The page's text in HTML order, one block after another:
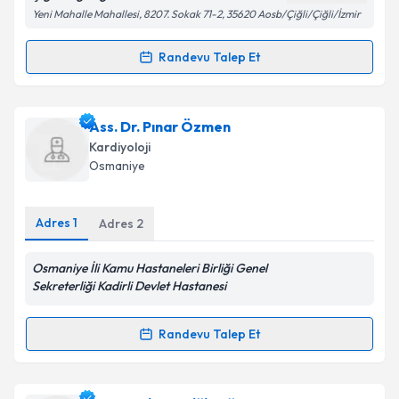
Kişisel verilerimin işlenmesine ilişkinAydınlatma
kapsamda işlenmesini kabul ediyorum.
Yeni Mahalle Mahallesi, 8207. Sokak 71-2, 35620 Aosb/Çiğli/Çiğli/İzmir
Randevu Talep Et
Randevu Takvimi Talebi
Ass. Dr. Ahmet Erseçginiçin randevu takvimi talebi
oluşturun. Size bu uzmandan randevu almanız için bir
takvim hazırlandığında e-posta ile bilgilendireceğiz.
Kişisel verilerimin işlenmesine ilişkin
kapsamda işlenmesini kabul ediyorum.
Ass. Dr. Pınar Özmen
Kardiyoloji
Osmaniye
Adres 1 Adres 2
Osmaniye İli Kamu Hastaneleri Birliği Genel
Sekreterliği Kadirli Devlet Hastanesi
Randevu Talep Et
Randevu Takvimi Talebi